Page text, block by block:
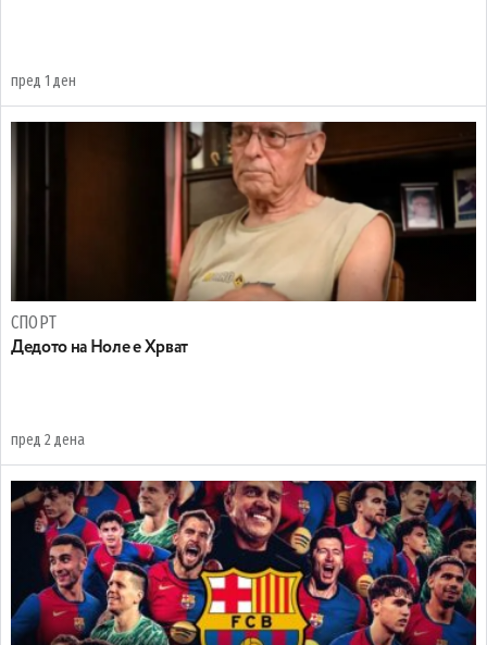
пред 1 ден
СПОРТ
Дедото на Ноле е Хрват
пред 2 дена